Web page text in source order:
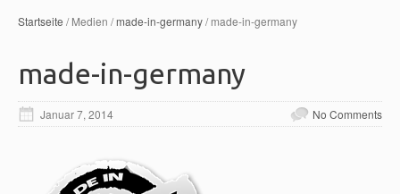
Startseite / Medien /made-in-germany/ made-in-germany
made-in-germany
Januar 7, 2014 No Comments